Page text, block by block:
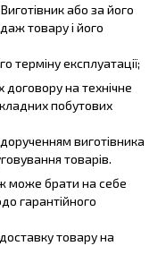
або за його
товару і його
терміну експлуатації;
договору на технічне
побутових
виготівника
товарів.
може брати на себе
гарантійного
товару на